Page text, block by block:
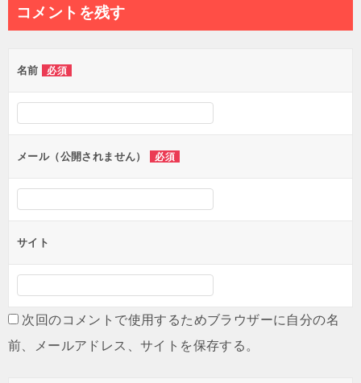
ビ
ー
シ
ョ
ン
コメントを残す
名前 必須
メール（公開されません） 必須
サイト
次回のコメントで使用するためブラウザーに自分の名
前、メールアドレス、サイトを保存する。